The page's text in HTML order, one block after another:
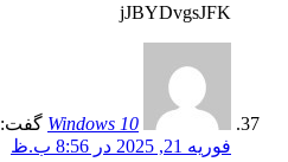
jJBYDvgsJFK
Windows 10 گفت:
فوریه 21, 2025 در 8:56 ب.ظ